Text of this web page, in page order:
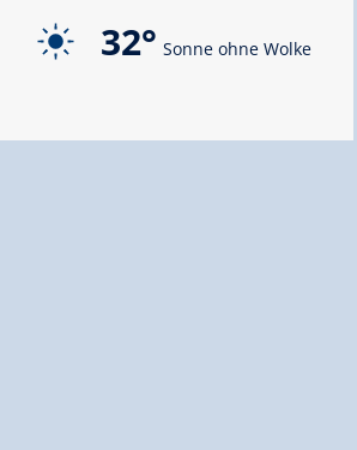
32° Sonne ohne Wolke